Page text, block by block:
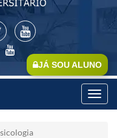
JÁ SOU ALUNO